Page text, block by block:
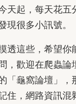
天起，每天花五
現很多小訊號。
透這些，希望你
，歡迎在爬蟲論
「龜窩論壇」，
住，網路資訊混